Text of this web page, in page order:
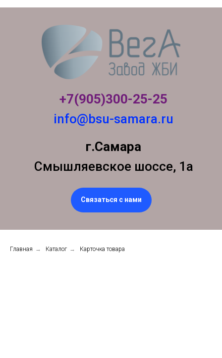
+7(905)300-25-25
info@bsu-samara.ru
г.Самара
Смышляевское шоссе, 1а
Связаться с нами
Главная → Каталог → Карточка товара